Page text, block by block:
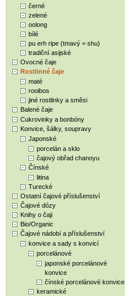
černé
zelené
oolong
bílé
pu erh ripe (tmavý = shu)
tradiční asijské
Ovocné čaje
Rostlinné čaje
maté
rooibos
jiné rostlinky a směsi
Balené čaje
Cukrovinky a bonbóny
Konvice, šálky, soupravy
Japonské
porcelán a sklo
čajový obřad chanoyu
Čínské
litina
Turecké
Ostatní čajové příslušenství
Čajové dózy
Knihy o čaji
Bio/Organic
Čajové nádobí a příslušenství
konvice a sady s konvicí
porcelánové
japonské porcelánové
konvice
čínské porcelánové konvice
keramické